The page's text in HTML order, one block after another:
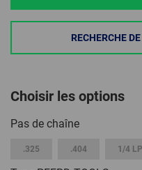
RECHERCHE
Choisir les options
Pas de chaîne
.325 .404 1/4 LP